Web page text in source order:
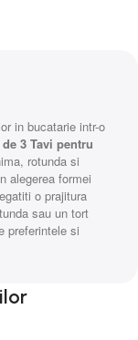
in bucatarie intr-o
3 Tavi pentru
rotunda si
alegerea formei
o prajitura
sau un tort
preferintele si